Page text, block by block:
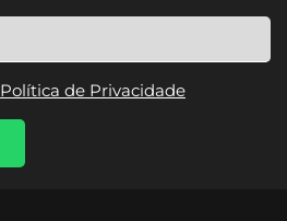
Política de Privacidade